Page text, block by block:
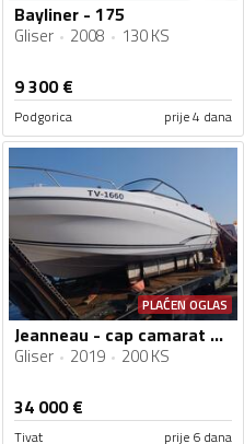
Bayliner - 175
Gliser 2008 130 KS
9 300€
Podgorica prije 4 dana
PLAĆEN OGLAS
Jeanneau - cap camarat 6.5 BR
Gliser 2019 200 KS
34 000€
Tivat prije 6 dana